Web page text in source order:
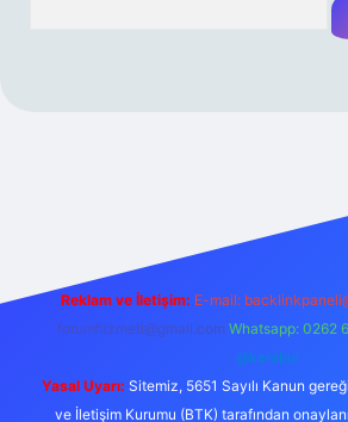
Reklam ve İletişim: E-mail:
forumhizmeti@gmail.com Whatsapp: 0262
@karabul
Yasal Uyarı: Sitemiz, 5651 Sayılı Kanun
ve İletişim Kurumu (BTK) tarafından